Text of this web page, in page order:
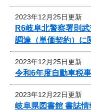
2023年12月25日更新
R6岐阜北警察署則
調達（単価契約）に
2023年12月25日更新
令和6年度自動車税
2023年12月22日更新
岐阜県図書館 書誌